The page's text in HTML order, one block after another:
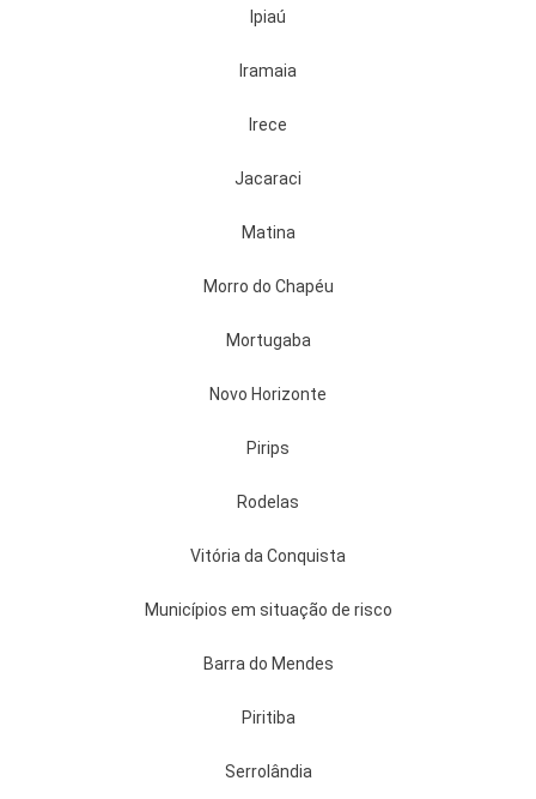
Ipiaú
Iramaia
lrece
Jacaraci
Matina
Morro do Chapéu
Mortugaba
Novo Horizonte
Pirips
Rodelas
Vitória da Conquista
Municípios em situação de risco
Barra do Mendes
Piritiba
Serrolândia